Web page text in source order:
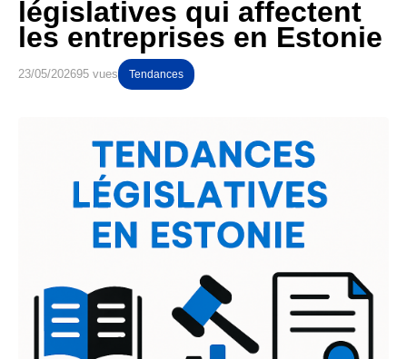
législatives qui affectent
les entreprises en Estonie
23/05/202695 vues Tendances